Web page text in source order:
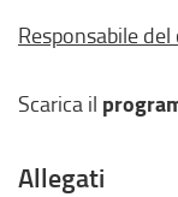
Responsabile del
Scarica il
Allegati